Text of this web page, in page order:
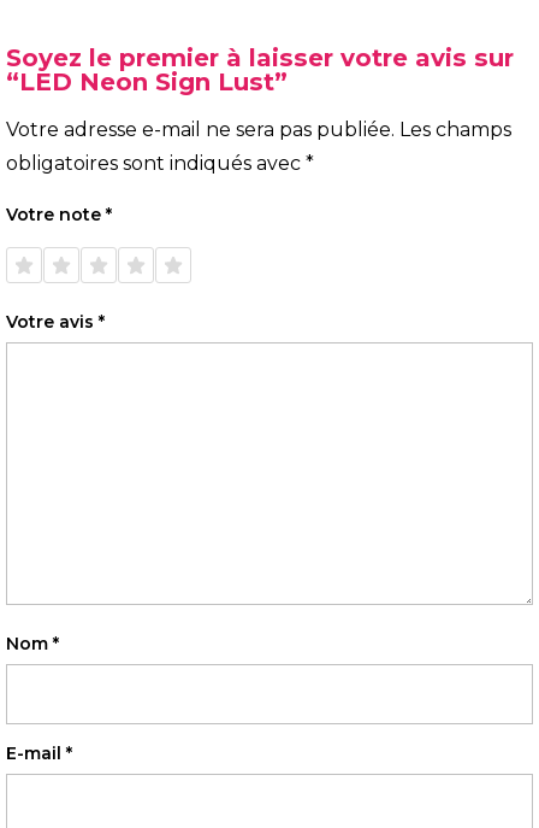
Soyez le premier à laisser votre avis sur
“LED Neon Sign Lust”
Votre adresse e-mail ne sera pas publiée. Les champs
obligatoires sont indiqués avec *
Votre note *
1 étoile
sur 5
2 étoiles
sur 5
3 étoiles
sur 5
4 étoiles
sur 5
5 étoiles
sur 5
Votre avis *
Nom *
E-mail *